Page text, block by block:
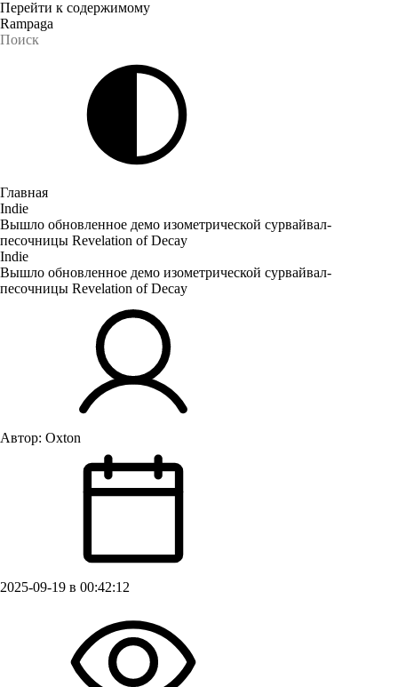
Перейти к содержимому
Rampaga
Главная
Indie
Вышло обновленное демо изометрической сурвайвал-
песочницы Revelation of Decay
Indie
Вышло обновленное демо изометрической сурвайвал-
песочницы Revelation of Decay
Автор: Oxton
2025-09-19 в 00:42:12